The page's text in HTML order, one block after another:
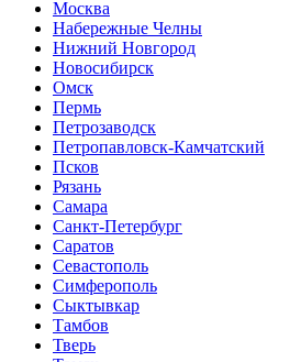
Москва
Набережные Челны
Нижний Новгород
Новосибирск
Омск
Пермь
Петрозаводск
Петропавловск-Камчатский
Псков
Рязань
Самара
Санкт-Петербург
Саратов
Севастополь
Симферополь
Сыктывкар
Тамбов
Тверь